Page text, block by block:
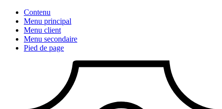
Contenu
Menu principal
Menu client
Menu secondaire
Pied de page